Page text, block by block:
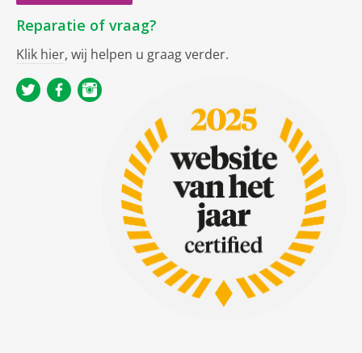
Reparatie of vraag?
Klik hier, wij helpen u graag verder.